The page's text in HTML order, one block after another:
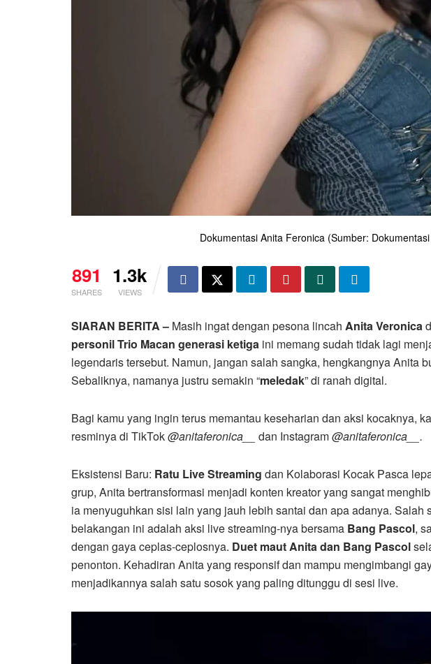
Dokumentasi Anita Feronica (Sumber:
891
SHARES
1.3k
VIEWS
SIARAN BERITA – Masih ingat dengan pesona lincah Anita Veronica
personil Trio Macan generasi ketiga ini memang sudah tidak lagi
legendaris tersebut. Namun, jangan salah sangka, hengkangnya Anita
Sebaliknya, namanya justru semakin “meledak” di ranah digital.
Bagi kamu yang ingin terus memantau keseharian dan aksi kocaknya,
resminya di TikTok@anitaferonica__ dan Instagram@anitaferonica__.
Eksistensi Baru: Ratu Live Streaming dan Kolaborasi Kocak Pasca
grup, Anita bertransformasi menjadi konten kreator yang sangat
ia menyuguhkan sisi lain yang jauh lebih santai dan apa adanya. Salah
belakangan ini adalah aksi live streaming-nya bersama Bang Pascol,
dengan gaya ceplas-ceplosnya. Duet maut Anita dan Bang Pascol
penonton. Kehadiran Anita yang responsif dan mampu mengimbangi
menjadikannya salah satu sosok yang paling ditunggu di sesi live.